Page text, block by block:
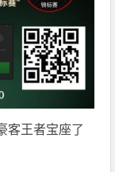
客王者宝座了